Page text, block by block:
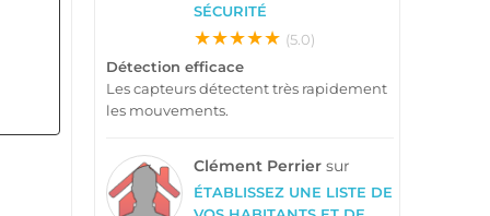
SÉCURITÉ
★★★★★ (5.0)
Détection efficace
Les capteurs détectent très rapidement
les mouvements.
Clément Perrier sur
ÉTABLISSEZ UNE LISTE DE